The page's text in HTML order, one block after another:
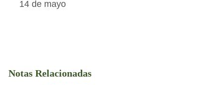
14 de mayo
Notas Relacionadas